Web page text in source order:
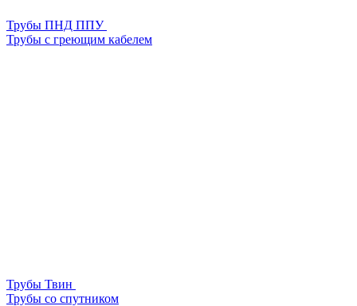
Трубы ПНД ППУ
Трубы с греющим кабелем
Трубы Твин
Трубы со спутником